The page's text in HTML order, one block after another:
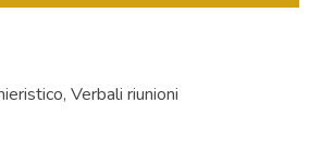
Verbali riunioni